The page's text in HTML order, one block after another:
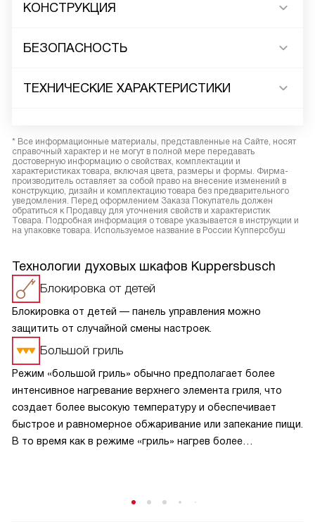
КОНСТРУКЦИЯ
БЕЗОПАСНОСТЬ
ТЕХНИЧЕСКИЕ ХАРАКТЕРИСТИКИ
* Все информационные материалы, представленные на Сайте, носят
справочный характер и не могут в полной мере передавать
достоверную информацию о свойствах, комплектации и
характеристиках товара, включая цвета, размеры и формы. Фирма-
производитель оставляет за собой право на внесение изменений в
конструкцию, дизайн и комплектацию товара без предварительного
уведомления. Перед оформлением Заказа Покупатель должен
обратиться к Продавцу для уточнения свойств и характеристик
Товара. Подробная информация о товаре указывается в инструкции и
на упаковке товара. Используемое название в России Купперсбуш
Технологии духовых шкафов Kuppersbusch
Блокировка от детей
Блокировка от детей — панель управления можно
защитить от случайной смены настроек.
Большой гриль
Режим «большой гриль» обычно предполагает более
интенсивное нагревание верхнего элемента гриля, что
создает более высокую температуру и обеспечивает
быстрое и равномерное обжаривание или запекание пищи.
В то время как в режиме «гриль» нагрев более